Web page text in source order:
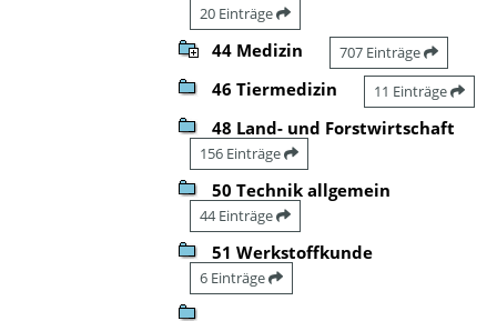
20 Einträge
44 Medizin 707 Einträge
46 Tiermedizin 11 Einträge
48 Land- und Forstwirtschaft
156 Einträge
50 Technik allgemein
44 Einträge
51 Werkstoffkunde
6 Einträge